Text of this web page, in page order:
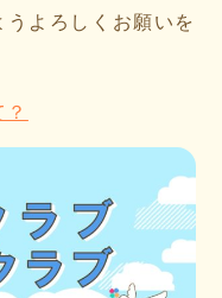
よろしくお願いを